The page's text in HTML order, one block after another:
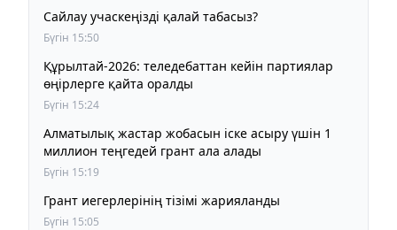
Сайлау учаскеңізді қалай табасыз?
Бүгін 15:50
Құрылтай-2026: теледебаттан кейін партиялар
өңірлерге қайта оралды
Бүгін 15:24
Алматылық жастар жобасын іске асыру үшін 1
миллион теңгедей грант ала алады
Бүгін 15:19
Грант иегерлерінің тізімі жарияланды
Бүгін 15:05